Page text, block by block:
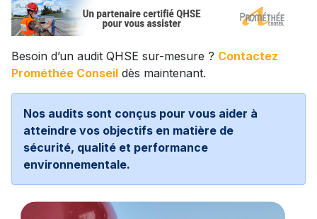
Besoin d’un audit QHSE sur-mesure ? Contactez
Prométhée Conseil dès maintenant.
Nos audits sont conçus pour vous aider à
atteindre vos objectifs en matière de
sécurité, qualité et performance
environnementale.